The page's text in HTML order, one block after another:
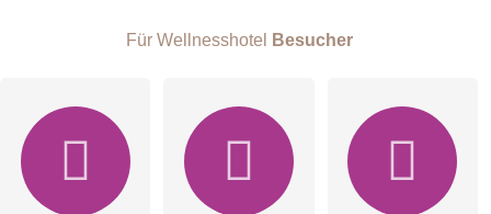
Für Wellnesshotel Besucher